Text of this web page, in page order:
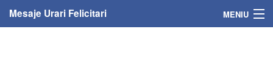
Mesaje Urari Felicitari MENIU